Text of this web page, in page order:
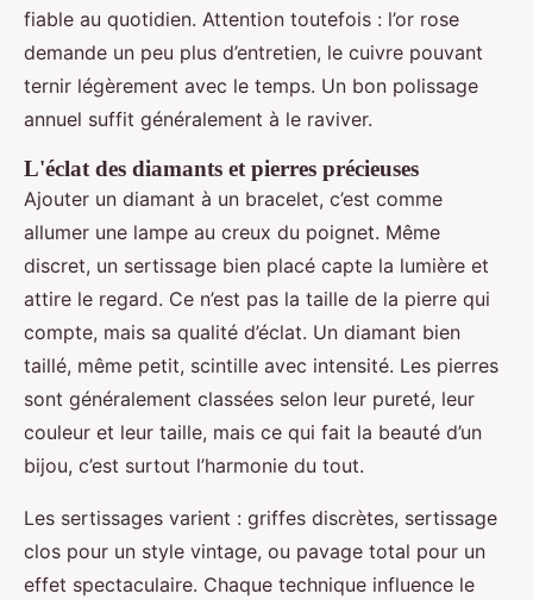
fiable au quotidien. Attention toutefois : l’or rose
demande un peu plus d’entretien, le cuivre pouvant
ternir légèrement avec le temps. Un bon polissage
annuel suffit généralement à le raviver.
L'éclat des diamants et pierres précieuses
Ajouter un diamant à un bracelet, c’est comme
allumer une lampe au creux du poignet. Même
discret, un sertissage bien placé capte la lumière et
attire le regard. Ce n’est pas la taille de la pierre qui
compte, mais sa qualité d’éclat. Un diamant bien
taillé, même petit, scintille avec intensité. Les pierres
sont généralement classées selon leur pureté, leur
couleur et leur taille, mais ce qui fait la beauté d’un
bijou, c’est surtout l’harmonie du tout.
Les sertissages varient : griffes discrètes, sertissage
clos pour un style vintage, ou pavage total pour un
effet spectaculaire. Chaque technique influence le